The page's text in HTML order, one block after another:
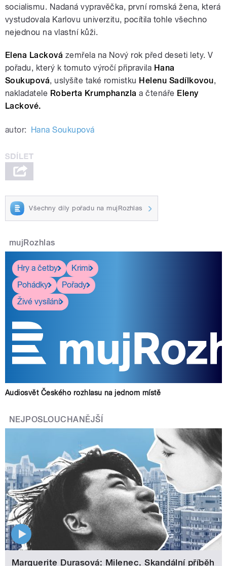
socialismu. Nadaná vypravěčka, první romská žena, která
vystudovala Karlovu univerzitu, pocítila tohle všechno
nejednou na vlastní kůži.
Elena Lacková zemřela na Nový rok před deseti lety. V
pořadu, který k tomuto výročí připravila Hana
Soukupová, uslyšíte také romistku Helenu Sadílkovou,
nakladatele Roberta Krumphanzlaa čtenáře Eleny
Lackové.
autor: Hana Soukupová
Všechny díly pořadu na mujRozhlas
mujRozhlas
Hry a četby
Krimi
Pohádky
Pořady
Živé vysílání
Audiosvět Českého rozhlasu na jednom místě
NEJPOSLOUCHANĚJŠÍ
Marguerite Durasová: Milenec. Skandální příběh